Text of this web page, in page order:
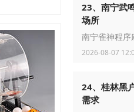
23、南宁武
场所
南宁雀神程序
2026-08-07
24、桂林黑
需求